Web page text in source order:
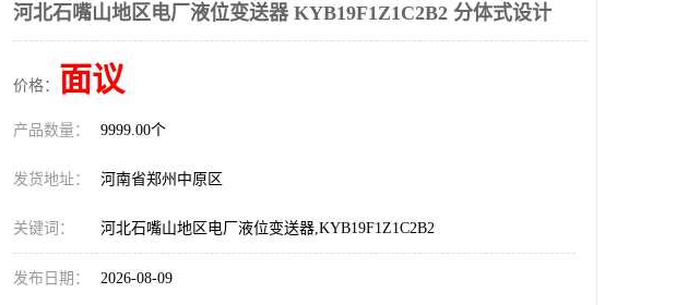
河北石嘴山地区电厂液位变送器 KYB19F1Z1C2B2 分体式设计
价格： 面议
产品数量： 9999.00个
发货地址： 河南省郑州中原区
关键词： 河北石嘴山地区电厂液位变送器,KYB19F1Z1C2B2
发布日期： 2026-08-09